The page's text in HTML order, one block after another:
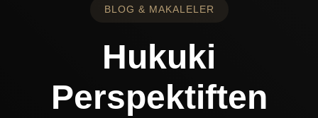
BLOG & MAKALELER
Hukuki
Perspektiften